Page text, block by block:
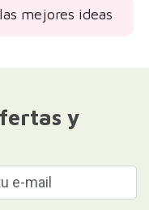
mejores ideas
y